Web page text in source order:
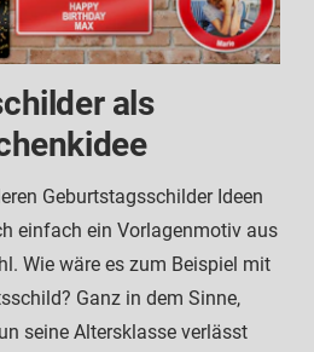
als
Geburtstagsschilder Ideen
einfach ein Vorlagenmotiv aus
Wie wäre es zum Beispiel mit
Ganz in dem Sinne,
seine Altersklasse verlässt